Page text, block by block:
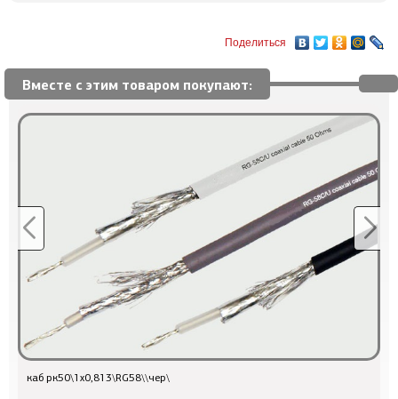
Поделиться
Вместе с этим товаром покупают:
каб рк50\1x0,813\RG58\\чер\